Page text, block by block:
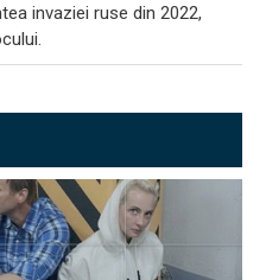
invaziei ruse din 2022,